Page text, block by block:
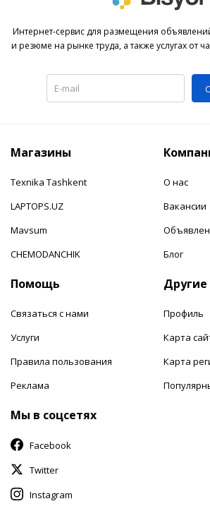
Интернет-сервис для размещения
и резюме на рынке труда, а также услугах от
Магазины
Texnika Tashkent
LAPTOPS.UZ
Mavsum
CHEMODANCHIK
О нас
Вакансии
Блог
Помощь
Связаться с нами
Услуги
Правила пользования
Реклама
Другие
Профиль
Карта
Карта
Мы в соцсетях
Facebook
Twitter
Instagram